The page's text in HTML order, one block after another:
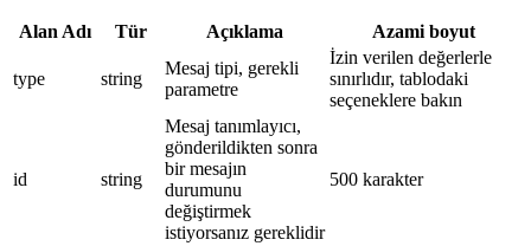
Alan Adı Tür Açıklama Azami boyut
type string
Mesaj tipi, gerekli
parametre
İzin verilen değerlerle
sınırlıdır, tablodaki
seçeneklere bakın
id string
Mesaj tanımlayıcı,
gönderildikten sonra
bir mesajın
durumunu
değiştirmek
istiyorsanız gereklidir
500 karakter